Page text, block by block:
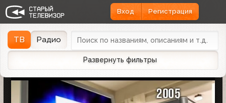
Вход Регистрация
ТВ Радио
Развернуть фильтры
Найдено 1166 записей Дата эфираДата заливки